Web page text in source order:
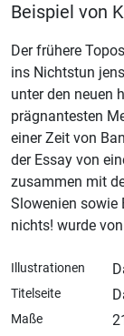
Beispiel von
Der frühere
ins Nichtstun
unter den neuen
prägnantesten
einer Zeit von
der Essay von
zusammen mit
Slowenien sowie
nichts! wurde
Illustrationen
Titelseite
Maße